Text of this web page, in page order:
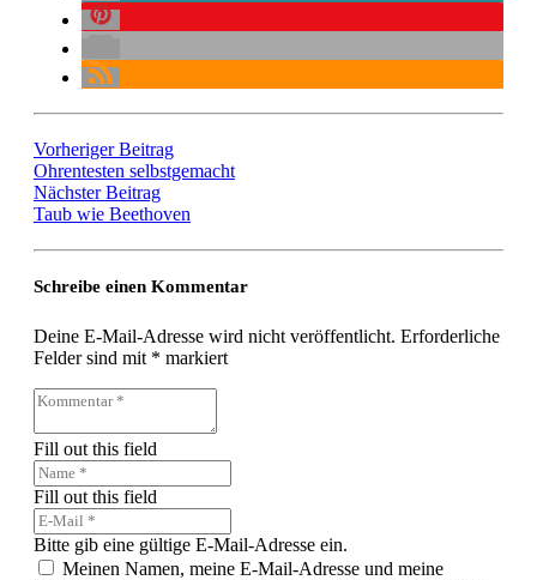
Vorheriger Beitrag
Ohrentesten selbstgemacht
Nächster Beitrag
Taub wie Beethoven
Schreibe einen Kommentar
Deine E-Mail-Adresse wird nicht veröffentlicht. Erforderliche
Felder sind mit * markiert
Fill out this field
Fill out this field
Bitte gib eine gültige E-Mail-Adresse ein.
Meinen Namen, meine E-Mail-Adresse und meine